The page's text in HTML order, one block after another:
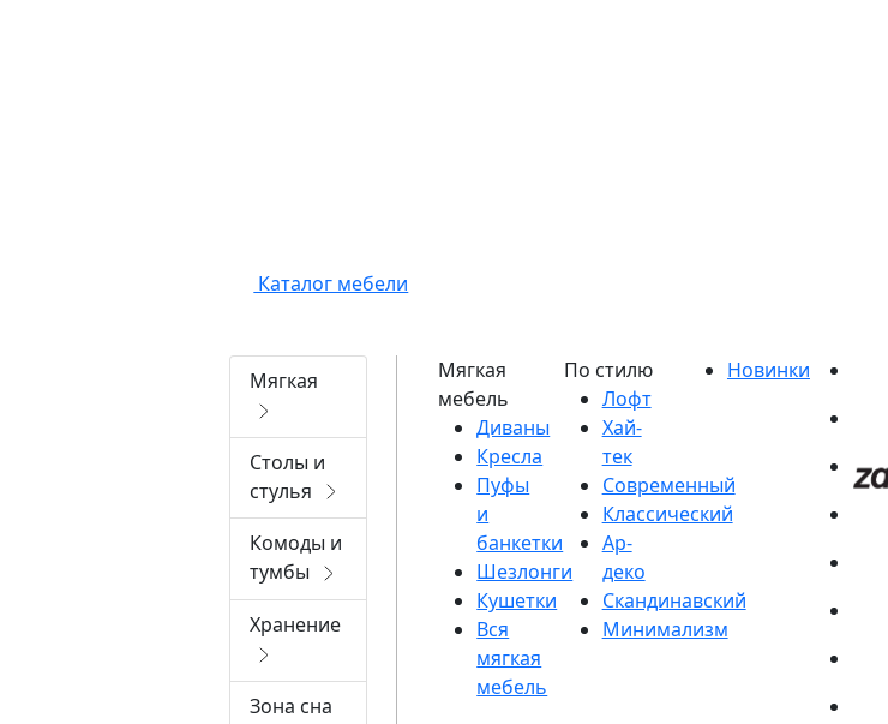
Каталог мебели
Мягкая
Столы и
стулья
Комоды и
тумбы
Хранение
Зона сна
Диваны
Кресла
Пуфы
и
банкетки
Шезлонги
Кушетки